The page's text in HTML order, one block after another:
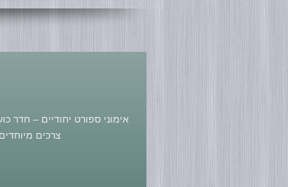
אימוני ספורט יחודיים – חדר
צרכים